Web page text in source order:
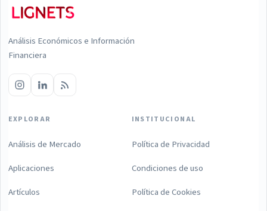
Análisis Económicos e Información
Financiera
EXPLORAR
Análisis de Mercado
Aplicaciones
Artículos
INSTITUCIONAL
Política de Privacidad
Condiciones de uso
Política de Cookies